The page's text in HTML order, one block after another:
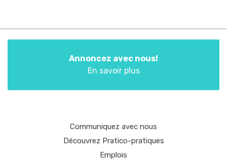
Annoncez avec nous!
En savoir plus
Communiquez avec nous
Découvrez Pratico-pratiques
Emplois